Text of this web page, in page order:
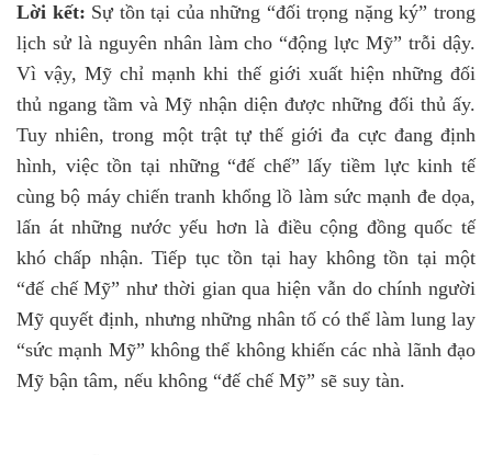
Lời kết: Sự tồn tại của những “đối trọng nặng ký” trong
lịch sử là nguyên nhân làm cho “động lực Mỹ” trỗi dậy.
Vì vậy, Mỹ chỉ mạnh khi thế giới xuất hiện những đối
thủ ngang tầm và Mỹ nhận diện được những đối thủ ấy.
Tuy nhiên, trong một trật tự thế giới đa cực đang định
hình, việc tồn tại những “đế chế” lấy tiềm lực kinh tế
cùng bộ máy chiến tranh khổng lồ làm sức mạnh đe dọa,
lấn át những nước yếu hơn là điều cộng đồng quốc tế
khó chấp nhận. Tiếp tục tồn tại hay không tồn tại một
“đế chế Mỹ” như thời gian qua hiện vẫn do chính người
Mỹ quyết định, nhưng những nhân tố có thể làm lung lay
“sức mạnh Mỹ” không thể không khiến các nhà lãnh đạo
Mỹ bận tâm, nếu không “đế chế Mỹ” sẽ suy tàn.